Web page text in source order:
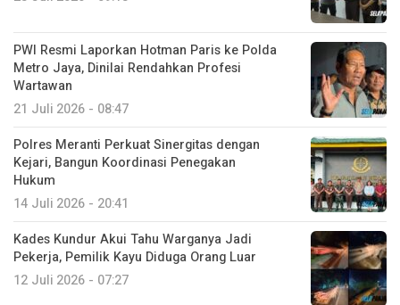
PWI Resmi Laporkan Hotman Paris ke Polda
Metro Jaya, Dinilai Rendahkan Profesi
Wartawan
21 Juli 2026 - 08:47
Polres Meranti Perkuat Sinergitas dengan
Kejari, Bangun Koordinasi Penegakan
Hukum
14 Juli 2026 - 20:41
Kades Kundur Akui Tahu Warganya Jadi
Pekerja, Pemilik Kayu Diduga Orang Luar
12 Juli 2026 - 07:27